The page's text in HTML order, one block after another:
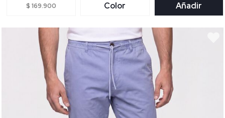
$ 169.900 Color Añadir